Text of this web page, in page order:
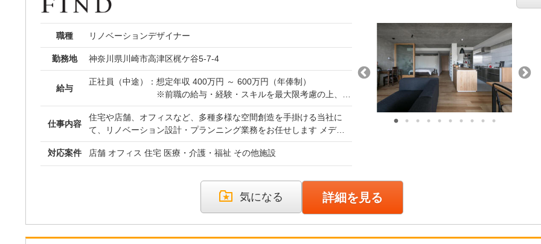
そうした成長に応じて、給与や賞与へ反映します。
将来的には、設計PM、設計責任者、部門責任者な
ど、経験と役割に応じたキャリアアップが可能で
す。
【年収例】
・31歳／設計経験6年 年収590万円
・24歳／未経験入社 年収320万円
の検討、素材や家具の選定、提案資料づくりなどにも、習得状況に応
じて早い段階から参加していただきます。 最初からすべてを一人で
判断することは求めません。ただし、見るだけで終わるのではなく、
自分なりに考え、分からないことは相談しながら主体的に仕事へ取り
組む姿勢を大切にしています。 一つずつできることを増やし、将来
的には自分の担当案件を持つことを目指します。 ■現場との関わり方
■ フレームスでは、設計者が現場を知ることを大切にしています。
自分が考えたデザインがどのように施工されるのか。 素材がどのよ
うに納まり、空間として完成するのか。 それを理解することが、実
現性のある設計や、より良い提案につながると考えているためです。
設計者だけに工事全体を任せるわけではありません。施工担当や協力
業者と役割分担し、設計意図の共有、納まりの確認、工程・品質・コ
■この仕事で得られること■ ・経営者や事業責任者と直接対話する経
験 ・事業背景を理解し、提案へつなげる力 ・コンセプト立案から完
成まで携わる経験 ・設計・施工・プロジェクト推進を横断した総合
力 ・将来的に設計PMやプロジェクトリーダーとして活躍できるキャ
職種 リノベーションデザイナー
勤務地 神奈川県川崎市高津区梶ケ谷5-7-4
給与
正社員（中途）： 想定年収 400万円 ～ 600万円（年俸制）
※前職の給与・経験・スキルを最大限考慮の上、決
定します
月給換算：333,334円～
（内訳：基本給 246,225円～ ＋ 固定残業代 87,109
円～）
固定残業代： 月45時間分として87,109円〜を月給
に含み支給。超過分は別途全額支給します
仕事内容
住宅や店舗、オフィスなど、多種多様な空間創造を手掛ける当社に
て、リノベーション設計・プランニング業務をお任せします メディ
ア掲載をきっかけとしたお問い合わせが多く、100％反響型のため飛
び込み等は一切なく、設計業務に集中できる安定した集客基盤があり
ます 【具体的な業務内容】 お客様へのヒアリング・ニーズの深掘り
現地調査への同行、商談への同席 プランニング、CAD（Vectorworks
等）を用いた図面作成 照明・素材の選定提案、色や質感のコーディ
ネート 打合せ時のプレゼンボード作成 引き渡しまでの設計監理 ★FI
対応案件 店舗 オフィス 住宅 医療・介護・福祉 その他施設
気になる 詳細を見る